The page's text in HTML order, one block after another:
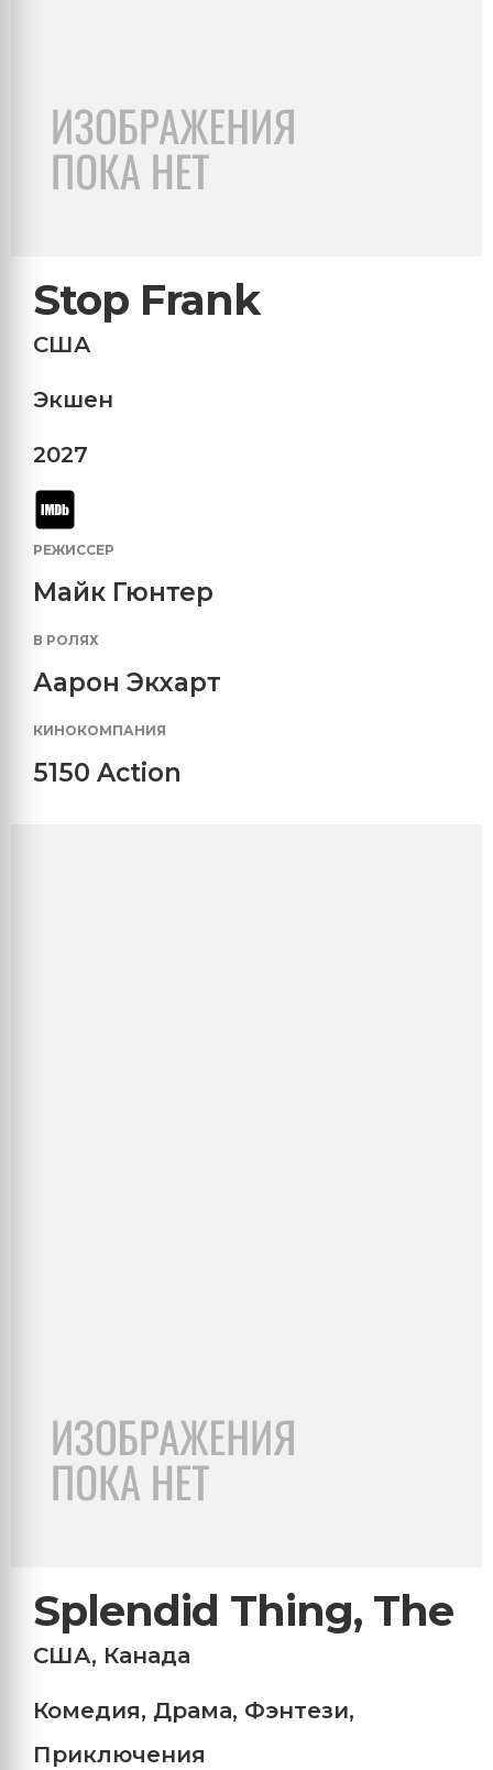
Stop Frank
США
Экшен
2027
РЕЖИССЕР
Майк Гюнтер
В РОЛЯХ
Аарон Экхарт
КИНОКОМПАНИЯ
5150 Action
Splendid Thing, The
США, Канада
Комедия, Драма, Фэнтези,
Приключения